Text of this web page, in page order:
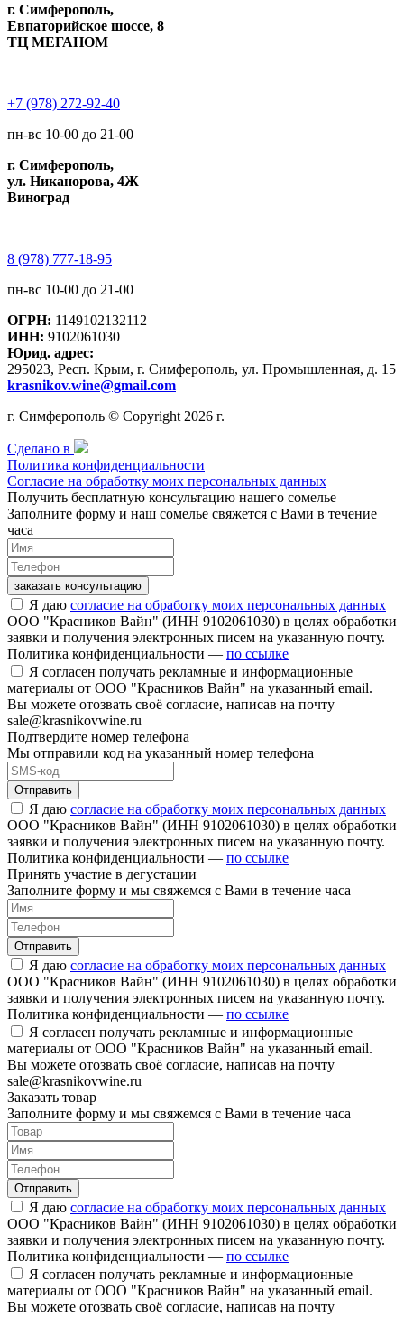
г. Симферополь,
Евпаторийское шоссе, 8
ТЦ МЕГАНОМ
+7 (978) 272-92-40
пн-вс 10-00 до 21-00
г. Симферополь,
ул. Никанорова, 4Ж
Виноград
8 (978) 777-18-95
пн-вс 10-00 до 21-00
ОГРН: 1149102132112
ИНН: 9102061030
Юрид. адрес:
295023, Респ. Крым, г. Симферополь, ул. Промышленная, д. 15
krasnikov.wine@gmail.com
г. Симферополь © Copyright 2026 г.
Сделано в
Политика конфиденциальности
Согласие на обработку моих персональных данных
Получить бесплатную консультацию нашего сомелье
Заполните форму и наш сомелье свяжется с Вами в течение
часа
заказать консультацию
Я даю согласие на обработку моих персональных данных
ООО "Красников Вайн" (ИНН 9102061030) в целях обработки
заявки и получения электронных писем на указанную почту.
Политика конфиденциальности — по ссылке
Я согласен получать рекламные и информационные
материалы от ООО "Красников Вайн" на указанный email.
Вы можете отозвать своё согласие, написав на почту
sale@krasnikovwine.ru
Подтвердите номер телефона
Мы отправили код на указанный номер телефона
Отправить
Я даю согласие на обработку моих персональных данных
ООО "Красников Вайн" (ИНН 9102061030) в целях обработки
заявки и получения электронных писем на указанную почту.
Политика конфиденциальности — по ссылке
Принять участие в дегустации
Заполните форму и мы свяжемся с Вами в течение часа
Отправить
Я даю согласие на обработку моих персональных данных
ООО "Красников Вайн" (ИНН 9102061030) в целях обработки
заявки и получения электронных писем на указанную почту.
Политика конфиденциальности — по ссылке
Я согласен получать рекламные и информационные
материалы от ООО "Красников Вайн" на указанный email.
Вы можете отозвать своё согласие, написав на почту
sale@krasnikovwine.ru
Заказать товар
Заполните форму и мы свяжемся с Вами в течение часа
Отправить
Я даю согласие на обработку моих персональных данных
ООО "Красников Вайн" (ИНН 9102061030) в целях обработки
заявки и получения электронных писем на указанную почту.
Политика конфиденциальности — по ссылке
Я согласен получать рекламные и информационные
материалы от ООО "Красников Вайн" на указанный email.
Вы можете отозвать своё согласие, написав на почту